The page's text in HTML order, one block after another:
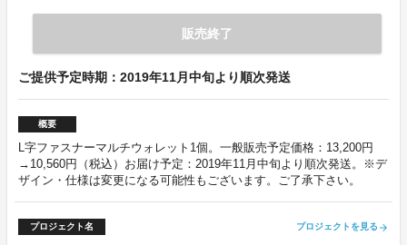
販売終了
ご提供予定時期：2019年11月中旬より順次発送
概要
L字ファスナーマルチウォレット1個。一般販売予定価格：13,200円
→10,560円（税込）お届け予定：2019年11月中旬より順次発送。※デ
ザイン・仕様は変更になる可能性もございます。ご了承下さい。
プロジェクト名 プロジェクトを見る arrow_forward